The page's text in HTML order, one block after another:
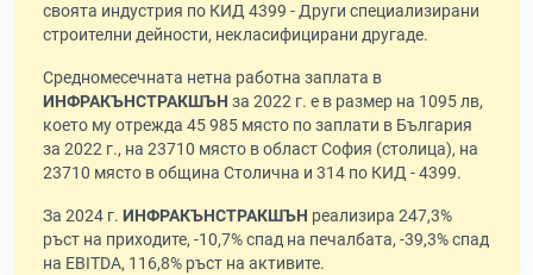
своята индустрия по КИД 4399 - Други специализирани
строителни дейности, некласифицирани другаде.
Средномесечната нетна работна заплата в
ИНФРАКЪНСТРАКШЪН за 2022 г. е в размер на 1095 лв,
което му отрежда 45 985 място по заплати в България
за 2022 г., на 23710 място в област София (столица), на
23710 място в община Столична и 314 по КИД - 4399.
За 2024 г. ИНФРАКЪНСТРАКШЪН реализира 247,3%
ръст на приходите, -10,7% спад на печалбата, -39,3% спад
на EBITDA, 116,8% ръст на активите.